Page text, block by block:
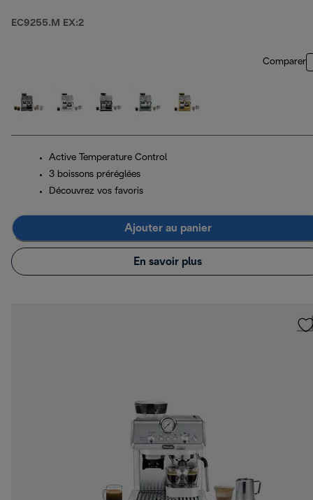
EC9255.M EX:2
Comparer
Active Temperature Control
3 boissons préréglées
Découvrez vos favoris
Ajouter au panier
En savoir plus